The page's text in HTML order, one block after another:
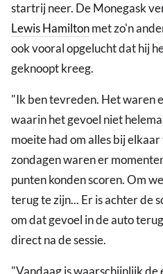
startrij neer. De Monegask
Lewis Hamiltonmet zo'n
ook vooral opgelucht dat hij
geknoopt kreeg.
"Ik ben tevreden. Het waren
waarin het gevoel niet
moeite had om alles bij
zondagen waren er
punten konden scoren. Om
terug te zijn... Er is achter de
om dat gevoel in de auto
direct na de sessie.